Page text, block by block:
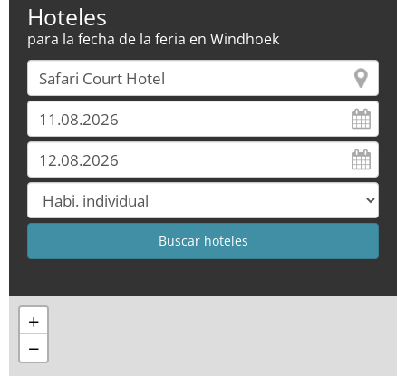
Hoteles
para la fecha de la feria en Windhoek
+
−